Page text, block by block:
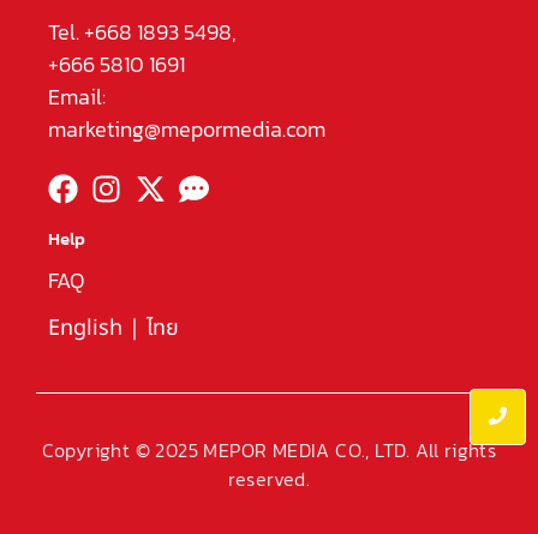
Tel. +668 1893 5498,
+666 5810 1691
Email:
marketing@mepormedia.com
Help
FAQ
English | ไทย
Copyright © 2025 MEPOR MEDIA CO., LTD. All rights
reserved.